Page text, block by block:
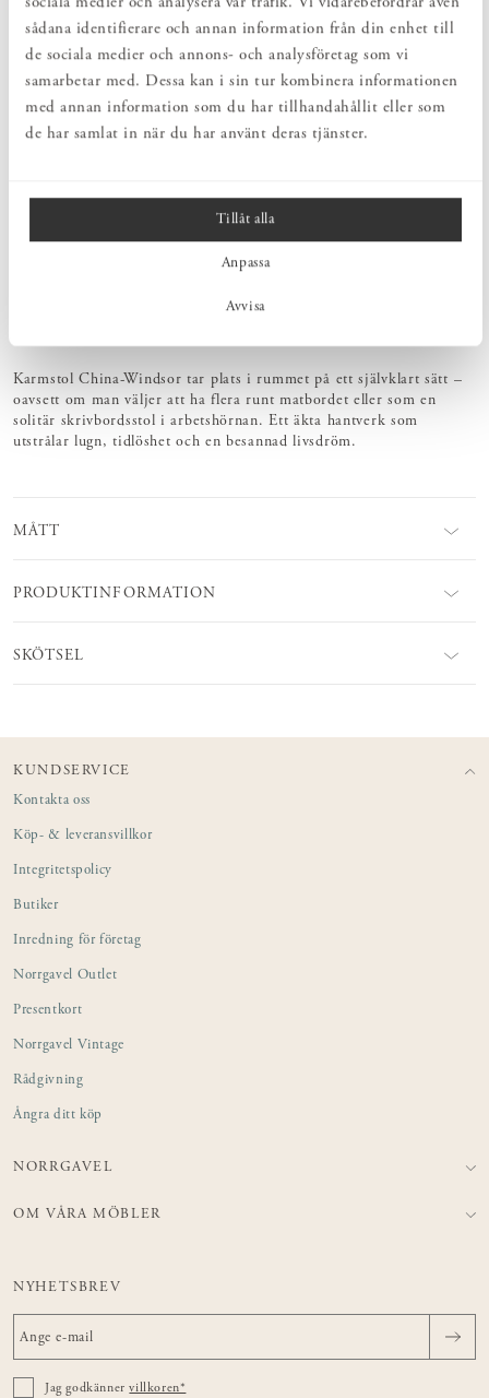
sådana identifierare och annan information från din enhet till
de sociala medier och annons- och analysföretag som vi
samarbetar med. Dessa kan i sin tur kombinera informationen
med annan information som du har tillhandahållit eller som
de har samlat in när du har använt deras tjänster.
Tillåt alla
Anpassa
Avvisa
delar av världen, men rymmer samtidigt avskalat skandinaviskt
formspråk och gedigen materialkänsla. En stol med smäcker siluett
och kinesiskt s-böjda bakben som skänker karaktär. Den höga
komforten har sin främsta förklaring i den välavvägda sittvinkeln,
den anatomiskt skålade sitsen och ryggen av Windsortyp. Ta en
närmare titt på detaljerna – de rundade ryggpinnarnas
svankstödjande svarvning, överliggarens fasning och flätmästarens
Arbetet med att förverkliga drömmen kring denna stol fick ta sin
skissen och lanseringen av Karmstol China-Windsor. För hur
omvandlar man en fysisk förnimmelse och en intensiv längtan, till
en färdig möbel? Det kortfattade svaret lyder; otaliga skisser,
Karmstol China-Windsor tar plats i rummet på ett självklart sätt –
oavsett om man väljer att ha flera runt matbordet eller som en
solitär skrivbordsstol i arbetshörnan. Ett äkta hantverk som
utstrålar lugn, tidlöshet och en besannad livsdröm.
MÅTT
PRODUKTINFORMATION
SKÖTSEL
KUNDSERVICE
Kontakta oss
Köp- & leveransvillkor
Integritetspolicy
Butiker
Inredning för företag
Norrgavel Outlet
Presentkort
Norrgavel Vintage
Rådgivning
Ångra ditt köp
NORRGAVEL
OM VÅRA MÖBLER
NYHETSBREV
Jag godkännervillkoren*